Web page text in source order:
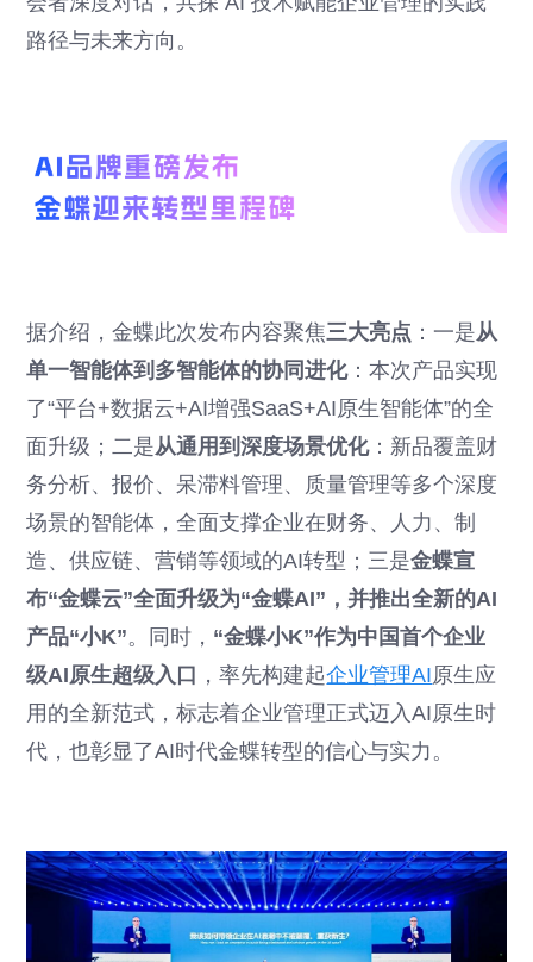
路径与未来方向。
据介绍，金蝶此次发布内容聚焦三大亮点 ：一是从
单一智能体到多智能体的协同进化：本次产品实现
了“平台+数据云+AI增强SaaS+AI原生智能体”的全
面升级；二是从通用到深度场景优化：新品覆盖财
务分析、报价、呆滞料管理、质量管理等多个深度
场景的智能体，全面支撑企业在财务、人力、制
造、供应链、营销等领域的AI转型；三是金蝶宣
布“金蝶云”全面升级为“金蝶AI”，并推出全新的AI
产品“小K”。同时， “金蝶小K”作为中国首个企业
级AI原生超级入口 ，率先构建起企业管理AI原生应
用的全新范式，标志着企业管理正式迈入AI原生时
代，也彰显了AI时代金蝶转型的信心与实力。